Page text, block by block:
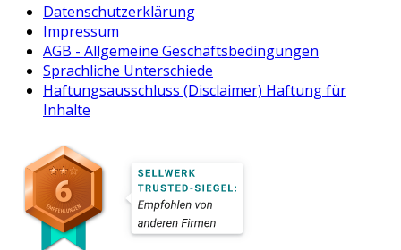
Datenschutzerklärung
Impressum
AGB - Allgemeine Geschäftsbedingungen
Sprachliche Unterschiede
Haftungsausschluss (Disclaimer) Haftung für
Inhalte